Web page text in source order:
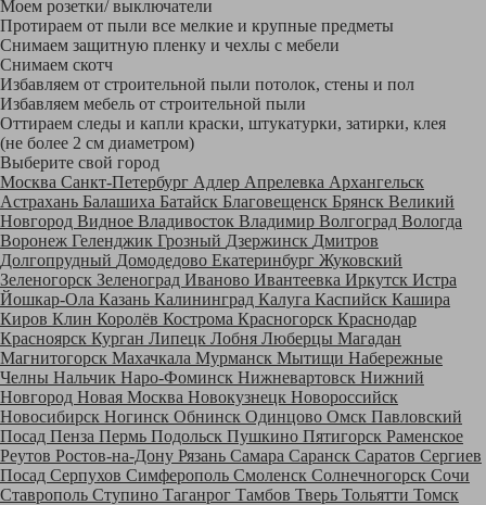
Моем розетки/ выключатели
Протираем от пыли все мелкие и крупные предметы
Снимаем защитную пленку и чехлы с мебели
Снимаем скотч
Избавляем от строительной пыли потолок, стены и пол
Избавляем мебель от строительной пыли
Оттираем следы и капли краски, штукатурки, затирки, клея
(не более 2 см диаметром)
Выберите свой город
Москва Санкт-Петербург Адлер Апрелевка Архангельск
Астрахань Балашиха Батайск Благовещенск Брянск Великий
Новгород Видное Владивосток Владимир Волгоград Вологда
Воронеж Геленджик Грозный Дзержинск Дмитров
Долгопрудный Домодедово Екатеринбург Жуковский
Зеленогорск Зеленоград Иваново Ивантеевка Иркутск Истра
Йошкар-Ола Казань Калининград Калуга Каспийск Кашира
Киров Клин Королёв Кострома Красногорск Краснодар
Красноярск Курган Липецк Лобня Люберцы Магадан
Магнитогорск Махачкала Мурманск Мытищи Набережные
Челны Нальчик Наро-Фоминск Нижневартовск Нижний
Новгород Новая Москва Новокузнецк Новороссийск
Новосибирск Ногинск Обнинск Одинцово Омск Павловский
Посад Пенза Пермь Подольск Пушкино Пятигорск Раменское
Реутов Ростов-на-Дону Рязань Самара Саранск Саратов Сергиев
Посад Серпухов Симферополь Смоленск Солнечногорск Сочи
Ставрополь Ступино Таганрог Тамбов Тверь Тольятти Томск